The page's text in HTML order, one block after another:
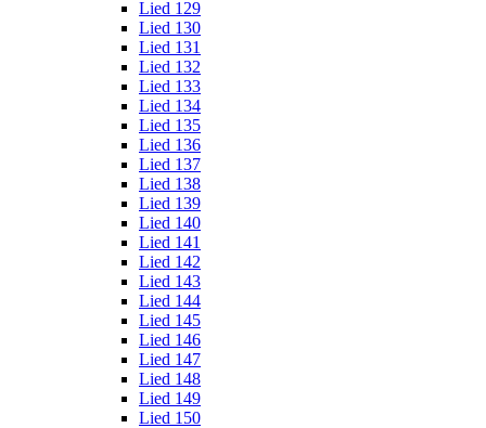
Lied 129
Lied 130
Lied 131
Lied 132
Lied 133
Lied 134
Lied 135
Lied 136
Lied 137
Lied 138
Lied 139
Lied 140
Lied 141
Lied 142
Lied 143
Lied 144
Lied 145
Lied 146
Lied 147
Lied 148
Lied 149
Lied 150